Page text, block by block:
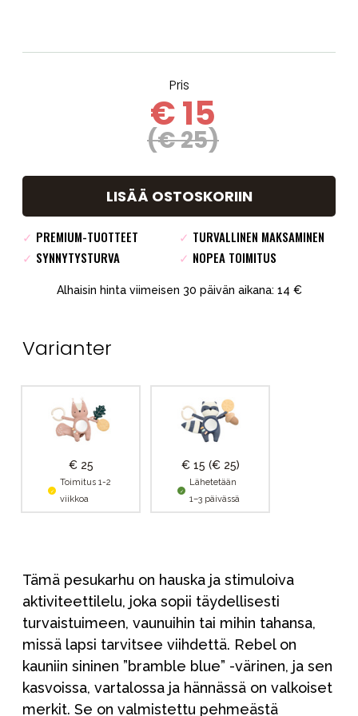
Pris
€ 15
(€ 25)
LISÄÄ OSTOSKORIIN
✓ PREMIUM-TUOTTEET ✓ TURVALLINEN MAKSAMINEN
✓ SYNNYTYSTURVA ✓ NOPEA TOIMITUS
Alhaisin hinta viimeisen 30 päivän aikana: 14 €
Varianter
€ 25
Toimitus 1-2
viikkoa
€ 15 (€ 25)
Lähetetään
1–3 päivässä
Tämä pesukarhu on hauska ja stimuloiva
aktiviteettilelu, joka sopii täydellisesti
turvaistuimeen, vaunuihin tai mihin tahansa,
missä lapsi tarvitsee viihdettä. Rebel on
kauniin sininen ”bramble blue” -värinen, ja sen
kasvoissa, vartalossa ja hännässä on valkoiset
merkit. Se on valmistettu pehmeästä